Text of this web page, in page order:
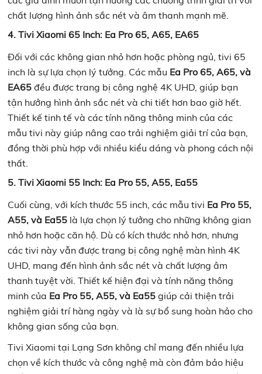
chất lượng hình ảnh sắc nét và âm thanh mạnh mẽ.
4. Tivi Xiaomi 65 Inch: Ea Pro 65, A65, EA65
Đối với các không gian nhỏ hơn hoặc phòng ngủ, tivi 65
inch là sự lựa chọn lý tưởng. Các mẫu Ea Pro 65, A65, và
EA65 đều được trang bị công nghệ 4K UHD, giúp bạn
tận hưởng hình ảnh sắc nét và chi tiết hơn bao giờ hết.
Thiết kế tinh tế và các tính năng thông minh của các
mẫu tivi này giúp nâng cao trải nghiệm giải trí của bạn,
đồng thời phù hợp với nhiều kiểu dáng và phong cách nội
thất.
5. Tivi Xiaomi 55 Inch: Ea Pro 55, A55, Ea55
Cuối cùng, với kích thước 55 inch, các mẫu tivi Ea Pro 55,
A55, và Ea55 là lựa chọn lý tưởng cho những không gian
nhỏ hơn hoặc căn hộ. Dù có kích thước nhỏ hơn, nhưng
các tivi này vẫn được trang bị công nghệ màn hình 4K
UHD, mang đến hình ảnh sắc nét và chất lượng âm
thanh tuyệt vời. Thiết kế hiện đại và tính năng thông
minh của Ea Pro 55, A55, và Ea55 giúp cải thiện trải
nghiệm giải trí hàng ngày và là sự bổ sung hoàn hảo cho
không gian sống của bạn.
Tivi Xiaomi tại Lạng Sơn không chỉ mang đến nhiều lựa
chọn về kích thước và công nghệ mà còn đảm bảo hiệu